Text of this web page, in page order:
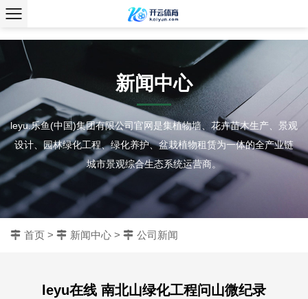
、
新闻中心
leyu.乐鱼(中国)集团有限公司官网是集植物墙、花卉苗木生产、景观
设计、园林绿化工程、绿化养护、盆栽植物租赁为一体的全产业链
城市景观综合生态系统运营商。
首页 > 新闻中心 > 公司新闻
leyu在线 南北山绿化工程问山微纪录